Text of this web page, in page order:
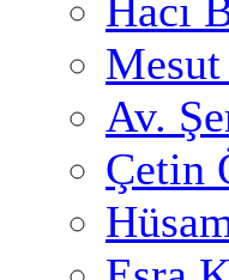
Hacı
Mesut
Av.
Çetin